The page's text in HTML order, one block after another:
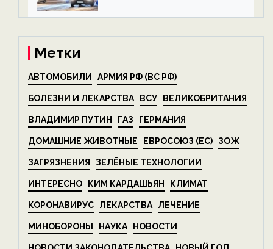
на ECOportal
Метки
АВТОМОБИЛИ АРМИЯ РФ (ВС РФ)
БОЛЕЗНИ И ЛЕКАРСТВА ВСУ ВЕЛИКОБРИТАНИЯ
ВЛАДИМИР ПУТИН ГАЗ ГЕРМАНИЯ
ДОМАШНИЕ ЖИВОТНЫЕ ЕВРОСОЮЗ (ЕС) ЗОЖ
ЗАГРЯЗНЕНИЯ ЗЕЛЁНЫЕ ТЕХНОЛОГИИ
ИНТЕРЕСНО КИМ КАРДАШЬЯН КЛИМАТ
КОРОНАВИРУС ЛЕКАРСТВА ЛЕЧЕНИЕ
МИНОБОРОНЫ НАУКА НОВОСТИ